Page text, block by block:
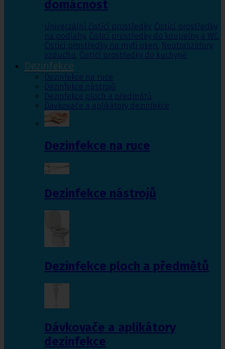
domácnost
Univerzální čistící prostředky, Čistící prostředky
na podlahy, Čisticí prostředky do koupelny a WC,
Čistící prostředky na mytí oken, Neutralizátory
vzduchu, Čistící prostředky do kuchyně
Dezinfekce
Dezinfekce na ruce
Dezinfekce nástrojů
Dezinfekce ploch a předmětů
Dávkovače a aplikátory dezinfekce
Dezinfekce na ruce
Dezinfekce nástrojů
Dezinfekce ploch a předmětů
Dávkovače a aplikátory
dezinfekce